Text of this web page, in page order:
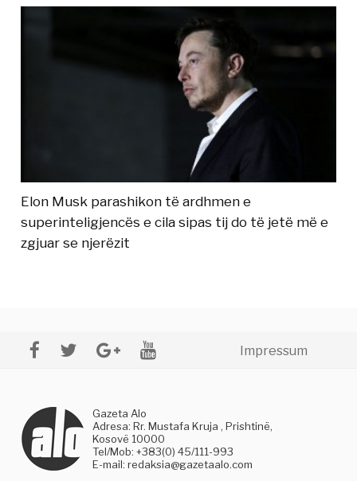
Elon Musk parashikon të ardhmen e
superinteligjencës e cila sipas tij do të jetë më e
zgjuar se njerëzit
Impressum
Gazeta Alo
Adresa: Rr. Mustafa Kruja , Prishtinë,
Kosovë 10000
Tel/Mob: +383(0) 45/111-993
E-mail:redaksia@gazetaalo.com